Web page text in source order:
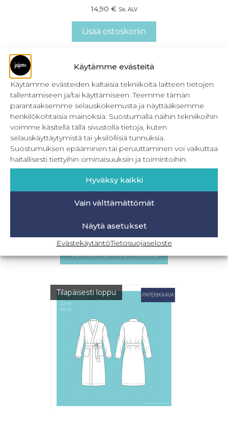
Käytämme evästeitä
Käytämme evästeiden kaltaisia tekniikoita laitteen tietojen
tallentamiseen ja/tai käyttämiseen. Teemme tämän
parantaaksemme selauskokemusta ja näyttääksemme
henkilökohtaisia mainoksia. Suostumalla näihin tekniikoihin
voimme käsitellä tällä sivustolla tietoja, kuten
selauskäyttäytymistä tai yksilöllisiä tunnuksia.
Suostumuksen epääminen tai peruuttaminen voi vaikuttaa
haitallisesti tiettyihin ominaisuuksiin ja toimintoihin.
Hyväksy kaikki
Vain välttämättömät
Näytä asetukset
EvästekäytäntöTietosuojaseloste
14,90 € Sis. ALV
Lisää ostoskoriin
PDF Naisten ja miesten kylpytakki – 32-56 & 44-
14,90€ – 19,90€
Valitse vaihtoehdoista
Tilapäisesti loppu